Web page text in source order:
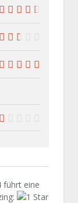
führt eine
: